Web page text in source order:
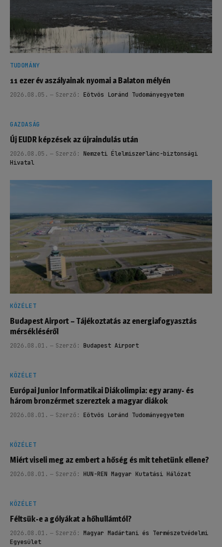
TUDOMÁNY
11 ezer év aszályainak nyomai a Balaton mélyén
2026.08.05. Szerző: Eötvös Loránd Tudományegyetem
GAZDASÁG
Új EUDR képzések az újraindulás után
2026.08.05. Szerző: Nemzeti Élelmiszerlánc-biztonsági
Hivatal
KÖZÉLET
Budapest Airport – Tájékoztatás az energiafogyasztás
mérsékléséről
2026.08.01. Szerző: Budapest Airport
KÖZÉLET
Európai Junior Informatikai Diákolimpia: egy arany- és
három bronzérmet szereztek a magyar diákok
2026.08.01. Szerző: Eötvös Loránd Tudományegyetem
KÖZÉLET
Miért viseli meg az embert a hőség és mit tehetünk ellene?
2026.08.01. Szerző: HUN-REN Magyar Kutatási Hálózat
KÖZÉLET
Féltsük-e a gólyákat a hőhullámtól?
2026.08.01. Szerző: Magyar Madártani és Természetvédelmi
Egyesület